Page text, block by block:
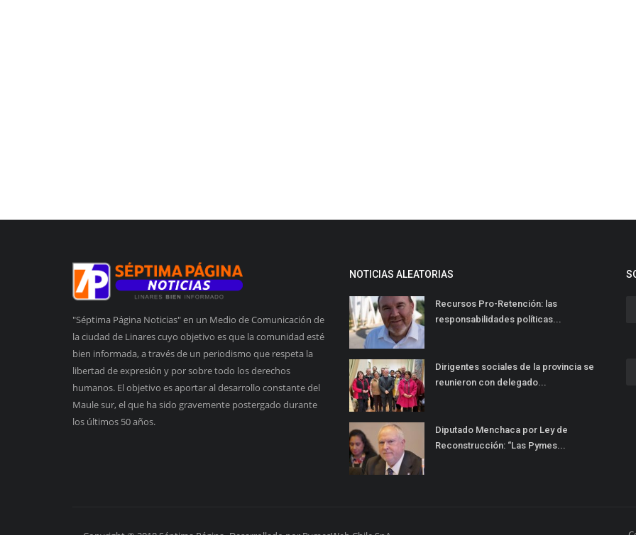
"Séptima Página Noticias" en un Medio de Comunicación de
la ciudad de Linares cuyo objetivo es que la comunidad esté
bien informada, a través de un periodismo que respeta la
libertad de expresión y por sobre todo los derechos
humanos. El objetivo es aportar al desarrollo constante del
Maule sur, el que ha sido gravemente postergado durante
los últimos 50 años.
NOTICIAS ALEATORIAS
Recursos Pro-Retención: las
responsabilidades políticas...
Dirigentes sociales de la provincia se
reunieron con delegado...
Diputado Menchaca por Ley de
Reconstrucción: “Las Pymes...